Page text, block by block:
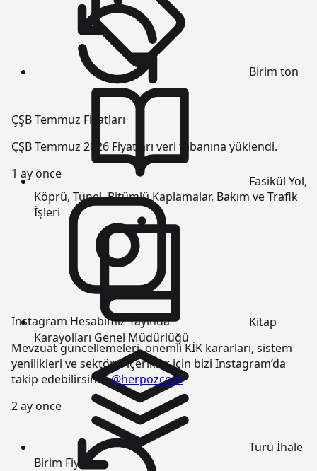
ÇŞB Temmuz Fiyatları
ÇŞB Temmuz 2026 Fiyatları veri tabanına yüklendi.
1 ay önce
Instagram Hesabımız Yayında
Mevzuat güncellemeleri, önemli KİK kararları, sistem
yenilikleri ve sektörel içerikler için bizi Instagram’da
takip edebilirsiniz:@herpozcom
2 ay önce
Birim ton
Fasikül Yol,
Köprü, Tünel, Bitümlü Kaplamalar, Bakım ve Trafik
İşleri
Kitap
Karayolları Genel Müdürlüğü
Türü İhale
Birim Fiyatı